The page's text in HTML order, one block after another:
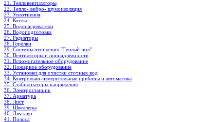
21. Тепловентиляторы
22. Тепло- вибро- шумоизоляция
23. Уплотнения
24. Котлы
25. Водонагреватели
26. Водоподготовка
27. Радиаторы
28. Горелки
29. Системы отопления "Теплый пол"
30. Вентиляторы и принадлежности
31. Вспомогательное оборудование
32. Пожарное оборудование
33. Установки для очистки сточных вод
34. Контрольно-измерительные приборы и автоматика
35. Стабилизаторы напряжения
36. Электростанции
37. Арматура
38. Лист
39. Швеллеры
40. Двутавр
41. Полоса